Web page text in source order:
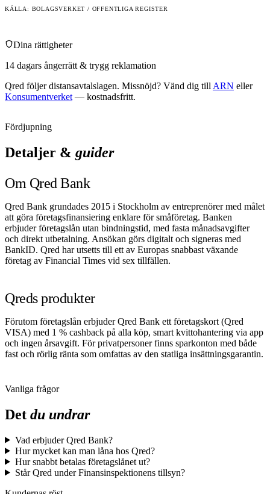
KÄLLA: BOLAGSVERKET / OFFENTLIGA REGISTER
Dina rättigheter
14 dagars ångerrätt & trygg reklamation
Qred följer distansavtalslagen. Missnöjd? Vänd dig till ARN eller
Konsumentverket — kostnadsfritt.
Fördjupning
Detaljer & guider
Om Qred Bank
Qred Bank grundades 2015 i Stockholm av entreprenörer med målet
att göra företagsfinansiering enklare för småföretag. Banken
erbjuder företagslån utan bindningstid, med fasta månadsavgifter
och direkt utbetalning. Ansökan görs digitalt och signeras med
BankID. Qred har utsetts till ett av Europas snabbast växande
företag av Financial Times vid sex tillfällen.
Qreds produkter
Förutom företagslån erbjuder Qred Bank ett företagskort (Qred
VISA) med 1 % cashback på alla köp, smart kvittohantering via app
och ingen årsavgift. För privatpersoner finns sparkonton med både
fast och rörlig ränta som omfattas av den statliga insättningsgarantin.
Vanliga frågor
Det du undrar
Vad erbjuder Qred Bank?
Hur mycket kan man låna hos Qred?
Hur snabbt betalas företagslånet ut?
Står Qred under Finansinspektionens tillsyn?